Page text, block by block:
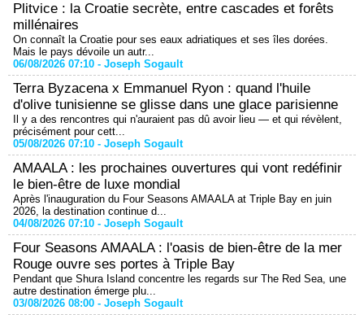
Plitvice : la Croatie secrète, entre cascades et forêts
millénaires
On connaît la Croatie pour ses eaux adriatiques et ses îles dorées.
Mais le pays dévoile un autr...
06/08/2026 07:10 - Joseph Sogault
Terra Byzacena x Emmanuel Ryon : quand l'huile
d'olive tunisienne se glisse dans une glace parisienne
Il y a des rencontres qui n'auraient pas dû avoir lieu — et qui révèlent,
précisément pour cett...
05/08/2026 07:10 - Joseph Sogault
AMAALA : les prochaines ouvertures qui vont redéfinir
le bien-être de luxe mondial
Après l'inauguration du Four Seasons AMAALA at Triple Bay en juin
2026, la destination continue d...
04/08/2026 07:10 - Joseph Sogault
Four Seasons AMAALA : l'oasis de bien-être de la mer
Rouge ouvre ses portes à Triple Bay
Pendant que Shura Island concentre les regards sur The Red Sea, une
autre destination émerge plu...
03/08/2026 08:00 - Joseph Sogault